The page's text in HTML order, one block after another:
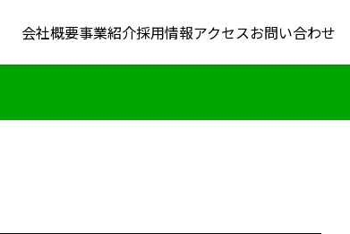
会社概要事業紹介採用情報アクセスお問い合わせ